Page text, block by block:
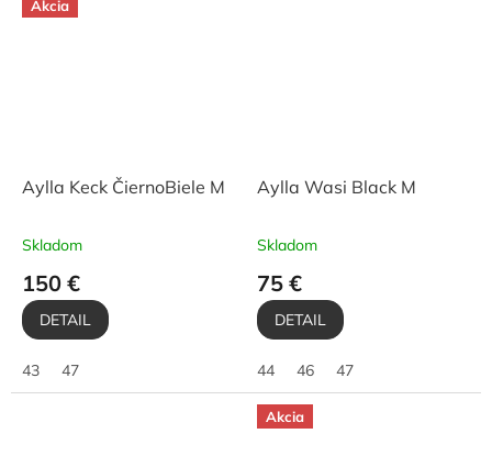
Akcia
Aylla Keck ČiernoBiele M
Skladom
150 €
DETAIL
43 47
Aylla Wasi Black M
Skladom
75 €
DETAIL
44 46 47
Akcia